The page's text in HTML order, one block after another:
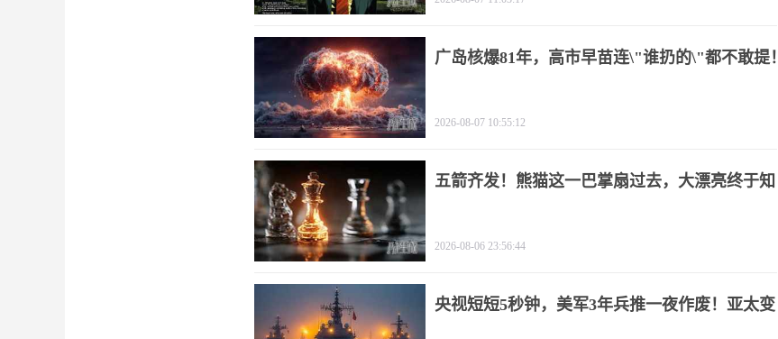
广岛核爆81年，高市早苗连\"谁扔的\"都不敢提！
2026-08-07 10:55:12
五箭齐发！熊猫这一巴掌扇过去，大漂亮终于知
2026-08-06 23:56:44
央视短短5秒钟，美军3年兵推一夜作废！亚太变